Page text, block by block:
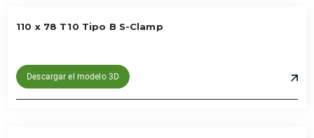
110 x 78 T10 Tipo B S-Clamp
Descargar el modelo 3D